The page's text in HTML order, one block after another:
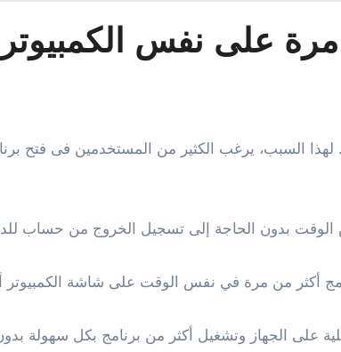
على نفس الكمبيوتر
بدون الحاجة إلى تسجيل الخروج من حساب
أكثر من مرة في نفس الوقت على شاشة الكمبيوتر أم
على الجهاز وتشغيل أكثر من برنامج بكل سهولة